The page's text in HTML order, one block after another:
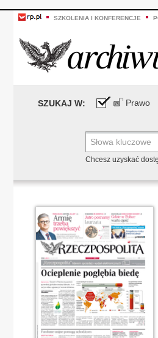
SZKOLENIA I KONFERENCJE
SZUKAJ W: Prawo
Chcesz uzyskać